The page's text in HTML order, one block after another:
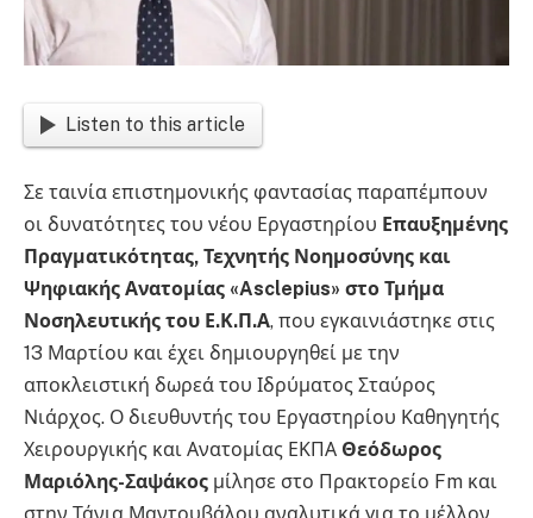
Listen to this article
Σε ταινία επιστημονικής φαντασίας παραπέμπουν
οι δυνατότητες του νέου Εργαστηρίου Επαυξημένης
Πραγματικότητας, Τεχνητής Νοημοσύνης και
Ψηφιακής Ανατομίας «Asclepius» στο Τμήμα
Νοσηλευτικής του Ε.Κ.Π.Α, που εγκαινιάστηκε στις
13 Μαρτίου και έχει δημιουργηθεί με την
αποκλειστική δωρεά του Ιδρύματος Σταύρος
Νιάρχος. Ο διευθυντής του Εργαστηρίου Καθηγητής
Χειρουργικής και Ανατομίας ΕΚΠΑ Θεόδωρος
Μαριόλης-Σαψάκος μίλησε στο Πρακτορείο Fm και